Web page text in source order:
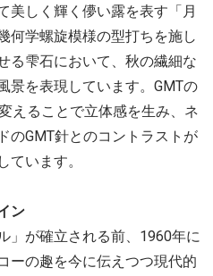
美しく輝く儚い露を表す「月
何学螺旋模様の型打ちを施し
る雫石において、秋の繊細な
景を表現しています。GMTの
えることで立体感を生み、ネ
のGMT針とのコントラストが
ています。
ン
」が確立される前、1960年に
ーの趣を今に伝えつつ現代的